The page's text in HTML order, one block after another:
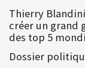
Thierry
créer un grand
des top 5
Dossier